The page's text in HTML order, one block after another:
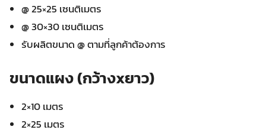
@ 25×25 เซนติเมตร
@ 30×30 เซนติเมตร
รับผลิตขนาด @ ตามที่ลูกค้าต้องการ
ขนาดแผง (กว้างxยาว)
2×10 เมตร
2×25 เมตร